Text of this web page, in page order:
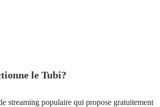
le Tubi?
streaming populaire qui propose gratuitement